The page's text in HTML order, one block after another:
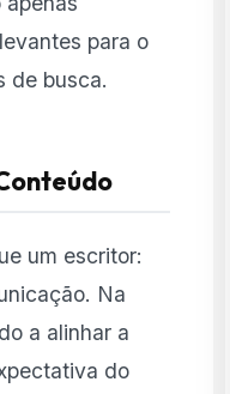
para o
de busca.
um escritor:
Na
a alinhar a
do